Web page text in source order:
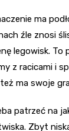
ma
źle znosi
legowisk.
z racicami i
ma swoje
patrzeć na
Zbyt